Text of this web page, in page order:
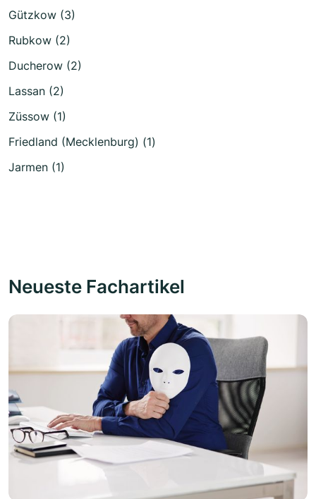
Gützkow (3)
Rubkow (2)
Ducherow (2)
Lassan (2)
Züssow (1)
Friedland (Mecklenburg) (1)
Jarmen (1)
Neueste Fachartikel